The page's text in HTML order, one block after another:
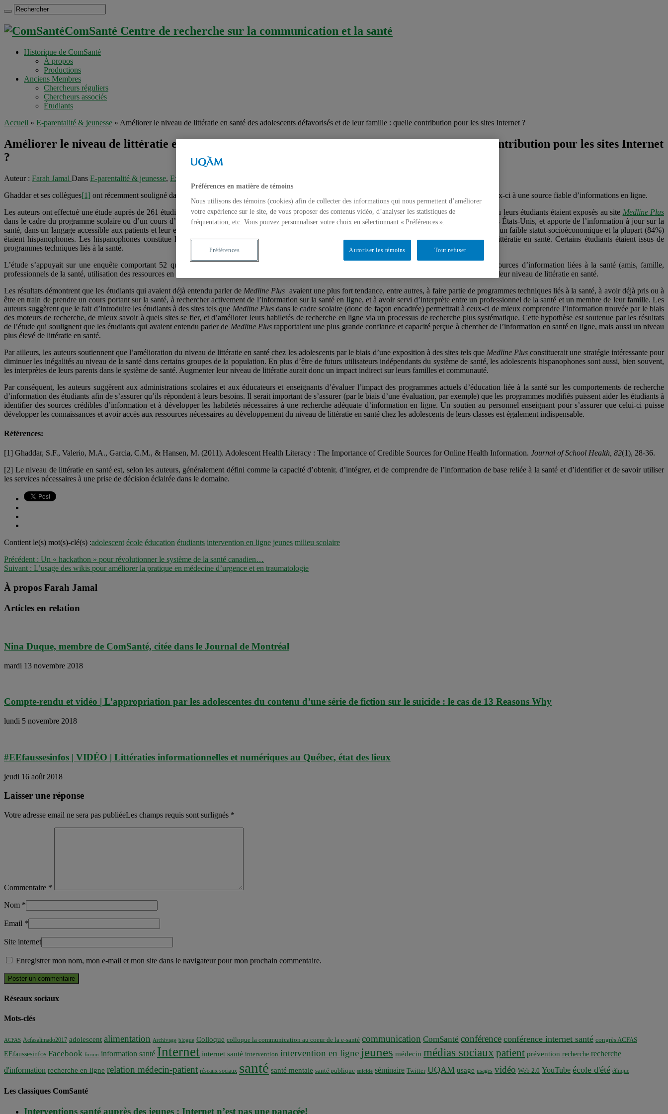
ComSanté Centre de recherche sur la communication et la santé
Historique de ComSanté
À propos
Productions
Anciens Membres
Chercheurs réguliers
Chercheurs associés
Étudiants
Accueil » E-parentalité & jeunesse » Améliorer le niveau de littératie en santé des adolescents défavorisés et de leur famille : quelle contribution pour les sites Internet ?
Améliorer le niveau de littératie en santé des adolescents défavorisés et de leur famille : quelle contribution pour les sites Internet
?
Auteur : Farah Jamal Dans E-parentalité & jeunesse, Exemples d'interventions
Ghaddar et ses collègues[1] ont récemment souligné dans un article l’importance d’améliorer le niveau de littératie
en santé des adolescents en exposant ceux-ci à une source fiable d’informations en ligne.
Les auteurs ont effectué une étude auprès de 261 étudiants provenant de plusieurs écoles du sud du Texas. Ces écoles ont été sélectionnées dans la mesure où leurs étudiants étaient exposés au site Medline Plus
dans le cadre du programme scolaire ou d’un cours d’été de deux semaines. Ce site Internet gratuit a été développé par leNational Library of Medicine
des États-Unis, et apporte de l’information à jour sur la
santé, dans un langage accessible aux patients et leur entourage.
Les participants de l’étude étaient âgés de 14 à 20 ans, plus de la moitié d’entre eux avaient un faible statut-socioéconomique et la plupart (84%)
étaient hispanophones. Les hispanophones constitue le groupe ethnique en plus forte augmentation aux Etats-Unis et possède le plus faible niveau de littératie en santé. Certains étudiants étaient issus de
programmes techniques liés à la santé.
L’étude s’appuyait sur une enquête comportant 52 questions portant sur les caractéristiques sociodémographiques et académique des adolescents, leurs sources d’information liées à la santé (amis, famille,
professionnels de la santé, utilisation des ressources en ligne), leur exposition à
), et évaluant leur niveau de littératie en santé.
Les résultats démontrent que les étudiants qui avaient déjà entendu parler de Medline Plus avaient une plus fort tendance, entre autres, à faire partie de programmes techniques liés à la santé, à avoir déjà pris ou à
être en train de prendre un cours portant sur la santé, à rechercher activement de l’information sur la santé en ligne, et à avoir servi d’interprète entre un professionnel de la santé et un membre de leur famille. Les
auteurs suggèrent que le fait d’introduire les étudiants à des sites tels que Medline Plus dans le cadre scolaire (donc de façon encadrée) permettrait à ceux-ci de mieux comprendre l’information trouvée par le biais
des moteurs de recherche, de mieux savoir à quels sites se fier, et d’améliorer leurs habiletés de recherche en ligne via un processus de recherche plus systématique. Cette hypothèse est soutenue par les résultats
de l’étude qui soulignent que les étudiants qui avaient entendu parler de Medline Plusrapportaient une plus grande confiance et capacité perçue à chercher de l’information en santé en ligne, mais aussi un niveau
plus élevé de littératie en santé.
Par ailleurs, les auteurs soutiennent que l’amélioration du niveau de littératie en santé chez les adolescents par le biais d’une exposition à des sites tels que Medline Plus constituerait une stratégie intéressante pour
diminuer les inégalités au niveau de la santé dans certains groupes de la population. En plus d’être de futurs utilisateurs indépendants du système de santé, les adolescents hispanophones sont aussi, bien souvent,
les interprètes de leurs parents dans le système de santé. Augmenter leur niveau de littératie aurait donc un impact indirect sur leurs familles et communauté.
Par conséquent, les auteurs suggèrent aux administrations scolaires et aux éducateurs et enseignants d’évaluer l’impact des programmes actuels d’éducation liée à la santé sur les comportements de recherche
d’information des étudiants afin de s’assurer qu’ils répondent à leurs besoins. Il serait important de s’assurer (par le biais d’une évaluation, par exemple) que les programmes modifiés puissent aider les étudiants à
identifier des sources crédibles d’information et à développer les habiletés nécessaires à une recherche adéquate d’information en ligne. Un soutien au personnel enseignant pour s’assurer que celui-ci puisse
développer les connaissances et avoir accès aux ressources nécessaires au développement du niveau de littératie en santé chez les adolescents de leurs classes est également indispensable.
Références:
[1] Ghaddar, S.F., Valerio, M.A., Garcia, C.M., & Hansen, M. (2011). Adolescent Health Literacy : The Importance of Credible Sources for Online Health Information. Journal of School Health, 82(1), 28-36.
[2] Le niveau de littératie en santé est, selon les auteurs, généralement défini comme la capacité d’obtenir, d’intégrer, et de comprendre de l’information de base reliée à la santé et d’identifier et de savoir utiliser
les services nécessaires à une prise de décision éclairée dans le domaine.
Contient le(s) mot(s)-clé(s) :adolescent école éducation étudiants intervention en ligne jeunes milieu scolaire
Précédent : Un « hackathon » pour révolutionner le système de la santé canadien…
Suivant : L’usage des wikis pour améliorer la pratique en médecine d’urgence et en traumatologie
À propos Farah Jamal
Articles en relation
Nina Duque, membre de ComSanté, citée dans le Journal de Montréal
mardi 13 novembre 2018
Compte-rendu et vidéo | L’appropriation par les adolescentes du contenu d’une série de fiction sur le suicide : le cas de 13 Reasons Why
lundi 5 novembre 2018
#EEfaussesinfos | VIDÉO | Littératies informationnelles et numériques au Québec, état des lieux
jeudi 16 août 2018
Laisser une réponse
Votre adresse email ne sera pas publiéeLes champs requis sont surlignés *
Commentaire *
Nom *
Email *
Site internet
Enregistrer mon nom, mon e-mail et mon site dans le navigateur pour mon prochain commentaire.
Réseaux sociaux
Mots-clés
ACFAS Acfasalimado2017 adolescent alimentation Archivage blogue Colloque colloque la communication au coeur de la e-santé communication ComSanté conférence conférence internet santé congrès ACFAS
EEfaussesinfos Facebook forum information santé Internet internet santé intervention intervention en ligne jeunes médecin médias sociaux patient prévention recherche recherche
d'information recherche en ligne relation médecin-patient réseaux sociaux santé santé mentale santé publique suicide séminaire Twitter UQAM usage usages vidéo Web 2.0 YouTube école d'été éthique
Les classiques ComSanté
Interventions santé auprès des jeunes : Internet n’est pas une panacée!
Préférences en matière de témoins
Nous utilisons des témoins (cookies) afin de collecter des informations qui nous permettent d’améliorer
votre expérience sur le site, de vous proposer des contenus vidéo, d’analyser les statistiques de
fréquentation, etc. Vous pouvez personnaliser votre choix en sélectionnant « Préférences ».
Tout refuser
Autoriser les témoins
Préférences